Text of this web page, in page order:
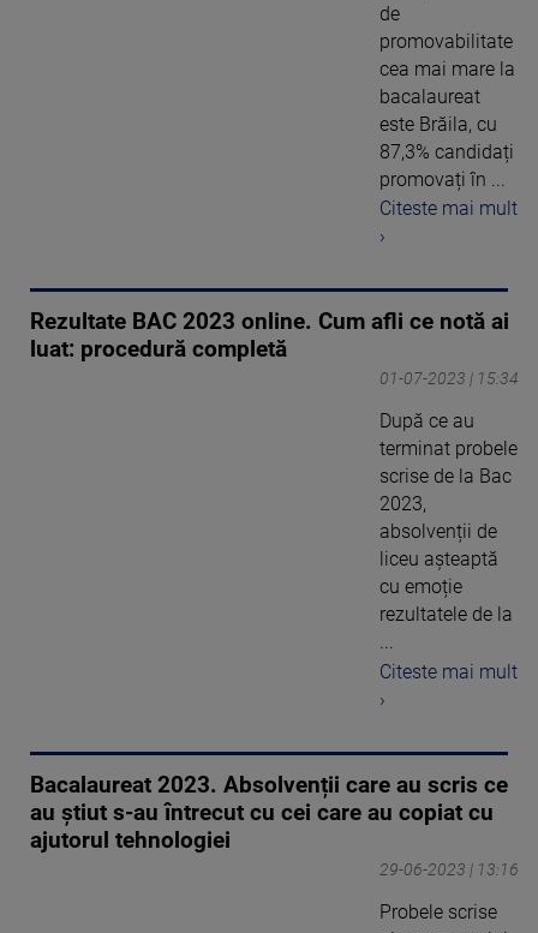
de
promovabilitate
cea mai mare la
bacalaureat
este Brăila, cu
87,3% candidați
promovați în ...
Citeste mai mult
›
Rezultate BAC 2023 online. Cum afli ce notă ai
luat: procedură completă
01-07-2023 | 15:34
După ce au
terminat probele
scrise de la Bac
2023,
absolvenții de
liceu așteaptă
cu emoție
rezultatele de la
...
Citeste mai mult
›
Bacalaureat 2023. Absolvenții care au scris ce
au știut s-au întrecut cu cei care au copiat cu
ajutorul tehnologiei
29-06-2023 | 13:16
Probele scrise